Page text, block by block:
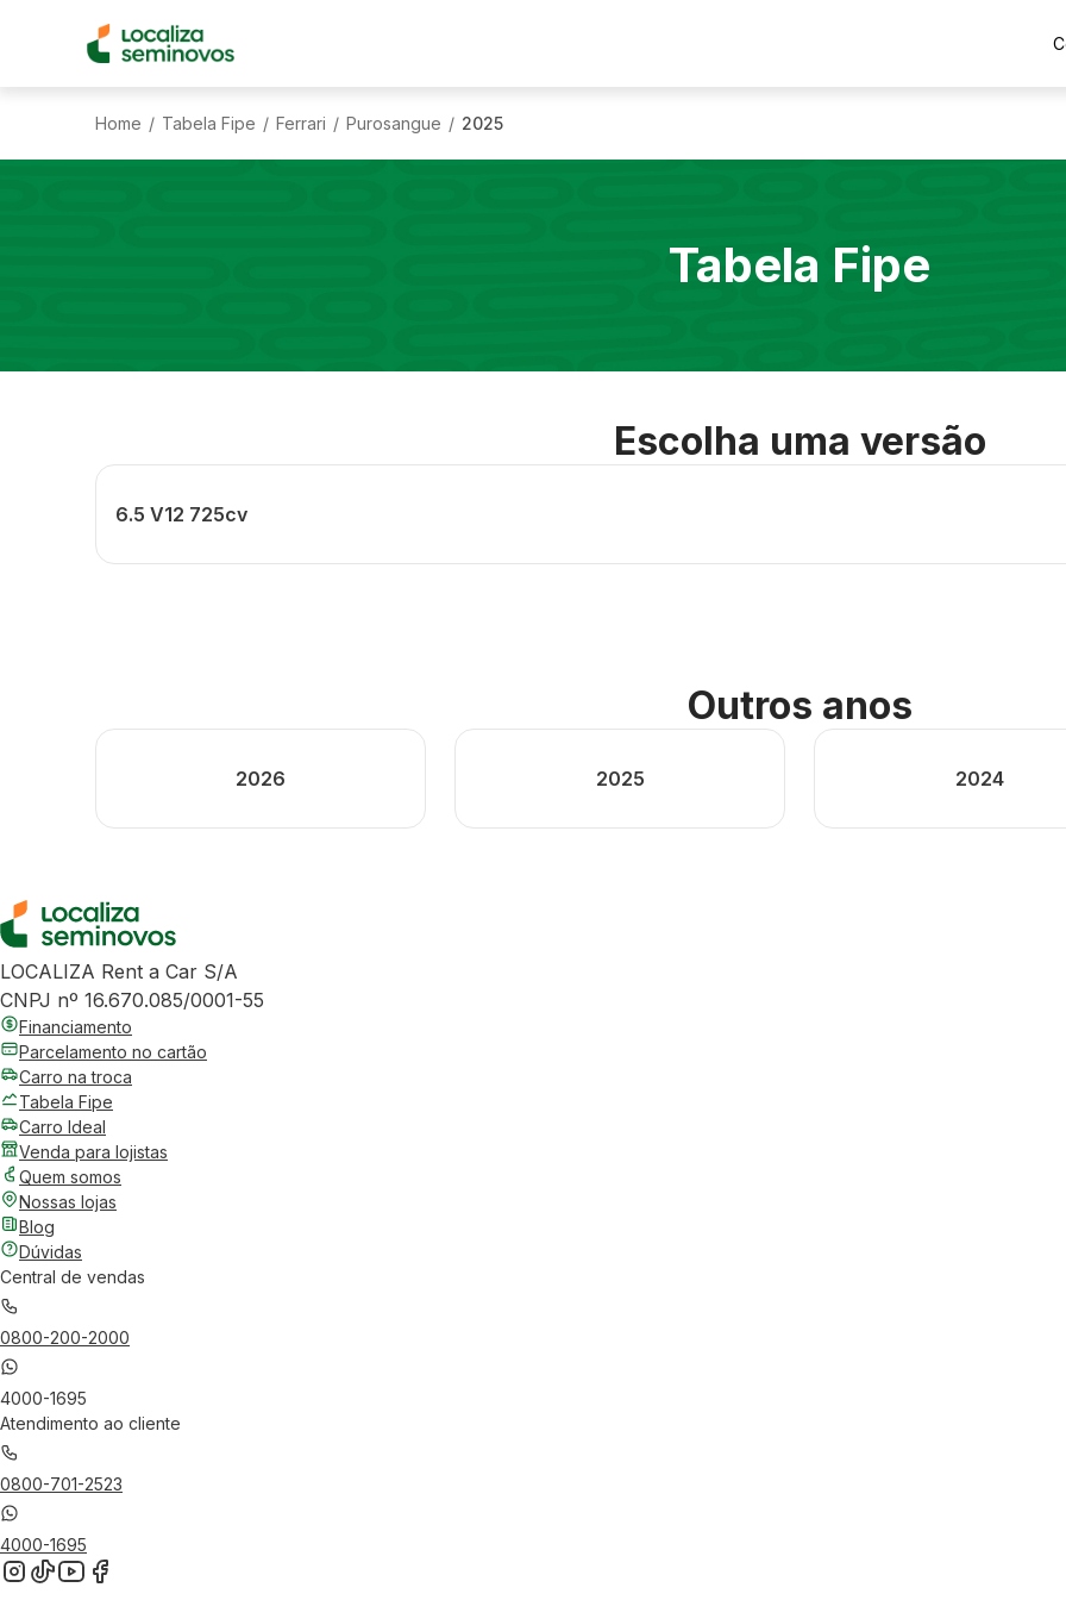
Home / Tabela Fipe / Ferrari / Purosangue / 2025
Tabela Fipe
Escolha uma versão
6.5 V12 725cv
Outros anos
2026 2025 2024
LOCALIZA Rent a Car S/A
CNPJ nº 16.670.085/0001-55
Financiamento
Parcelamento no cartão
Carro na troca
Tabela Fipe
Carro Ideal
Venda para lojistas
Quem somos
Nossas lojas
Blog
Dúvidas
Central de vendas
0800-200-2000
4000-1695
Atendimento ao cliente
0800-701-2523
4000-1695